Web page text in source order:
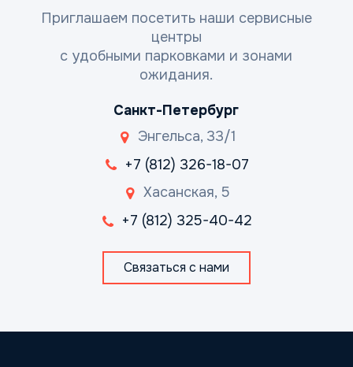
Приглашаем посетить наши сервисные
центры
с удобными парковками и зонами
ожидания.
Санкт-Петербург
Энгельса, 33/1
+7 (812) 326-18-07
Хасанская, 5
+7 (812) 325-40-42
Связаться с нами